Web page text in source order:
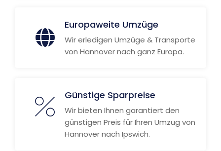
Europaweite Umzüge
Wir erledigen Umzüge & Transporte
von Hannover nach ganz Europa.
Günstige Sparpreise
Wir bieten Ihnen garantiert den
günstigen Preis für Ihren Umzug von
Hannover nach Ipswich.